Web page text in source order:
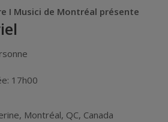
I Musici de Montréal présente
17h00
, Montréal, QC, Canada